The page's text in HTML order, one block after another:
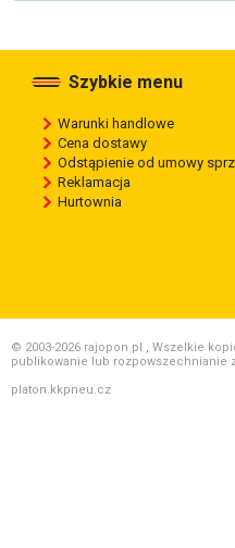
Szybkie menu
Warunki handlowe
Cena dostawy
Odstąpienie od umowy
Reklamacja
Hurtownia
© 2003-2026 rajopon.pl , Wszelkie
publikowanie lub rozpowszechnianie
platon.kkpneu.cz